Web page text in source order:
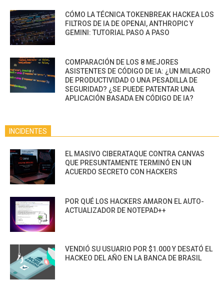
CÓMO LA TÉCNICA TOKENBREAK HACKEA LOS
FILTROS DE IA DE OPENAI, ANTHROPIC Y
GEMINI: TUTORIAL PASO A PASO
COMPARACIÓN DE LOS 8 MEJORES
ASISTENTES DE CÓDIGO DE IA: ¿UN MILAGRO
DE PRODUCTIVIDAD O UNA PESADILLA DE
SEGURIDAD? ¿SE PUEDE PATENTAR UNA
APLICACIÓN BASADA EN CÓDIGO DE IA?
INCIDENTES
EL MASIVO CIBERATAQUE CONTRA CANVAS
QUE PRESUNTAMENTE TERMINÓ EN UN
ACUERDO SECRETO CON HACKERS
POR QUÉ LOS HACKERS AMARON EL AUTO-
ACTUALIZADOR DE NOTEPAD++
VENDIÓ SU USUARIO POR $1.000 Y DESATÓ EL
HACKEO DEL AÑO EN LA BANCA DE BRASIL